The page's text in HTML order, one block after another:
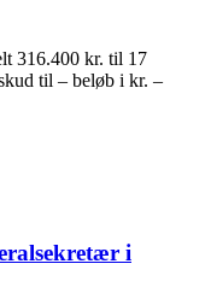
316.400 kr. til 17
til – beløb i kr. –
i